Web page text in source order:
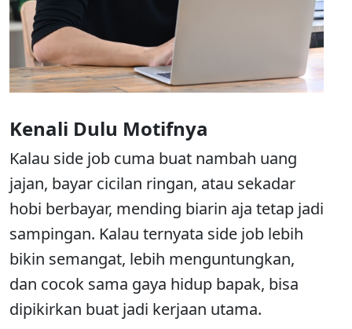
Kenali Dulu Motifnya
Kalau side job cuma buat nambah uang
jajan, bayar cicilan ringan, atau sekadar
hobi berbayar, mending biarin aja tetap jadi
sampingan. Kalau ternyata side job lebih
bikin semangat, lebih menguntungkan,
dan cocok sama gaya hidup bapak, bisa
dipikirkan buat jadi kerjaan utama.